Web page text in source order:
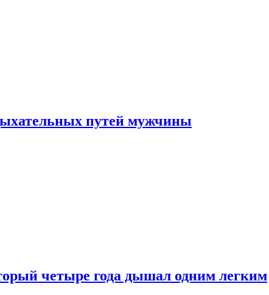
путей мужчины
четыре года дышал одним легким